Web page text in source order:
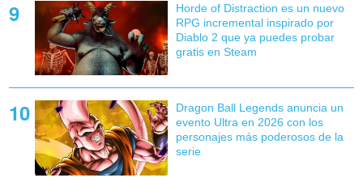
Horde of Distraction es un nuevo
RPG incremental inspirado por
Diablo 2 que ya puedes probar
gratis en Steam
Dragon Ball Legends anuncia un
evento Ultra en 2026 con los
personajes más poderosos de la
serie